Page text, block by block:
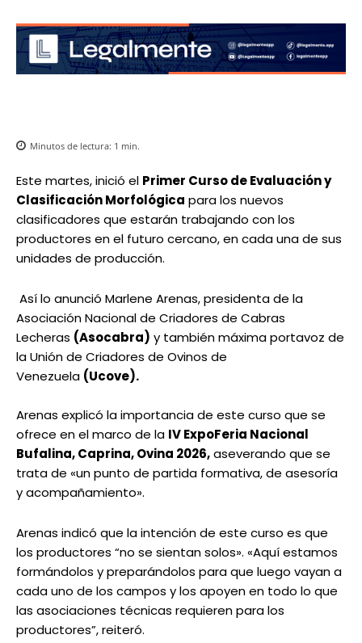
Minutos de lectura: 1 min.
Este martes, inició el Primer Curso de Evaluación y
Clasificación Morfológica para los nuevos
clasificadores que estarán trabajando con los
productores en el futuro cercano, en cada una de sus
unidades de producción.
Así lo anunció Marlene Arenas, presidenta de la
Asociación Nacional de Criadores de Cabras
Lecheras (Asocabra) y también máxima portavoz de
la Unión de Criadores de Ovinos de
Venezuela (Ucove).
Arenas explicó la importancia de este curso que se
ofrece en el marco de la IV ExpoFeria Nacional
Bufalina, Caprina, Ovina 2026,aseverando que se
trata de «un punto de partida formativa, de asesoría
y acompañamiento».
Arenas indicó que la intención de este curso es que
los productores “no se sientan solos». «Aquí estamos
formándolos y preparándolos para que luego vayan a
cada uno de los campos y los apoyen en todo lo que
las asociaciones técnicas requieren para los
productores”, reiteró.